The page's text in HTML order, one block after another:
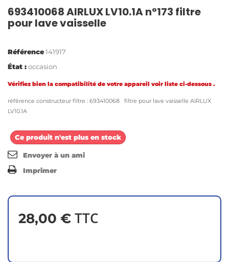
693410068 AIRLUX LV10.1A n°173 filtre
pour lave vaisselle
Référence141917
État :occasion
Vérifiez bien la compatibilité de votre appareil voir liste ci-dessous .
référence constructeur filtre : 693410068 filtre pour lave vaisselle AIRLUX
LV10.1A
Ce produit n'est plus en stock
Envoyer à un ami
Imprimer
28,00 € TTC